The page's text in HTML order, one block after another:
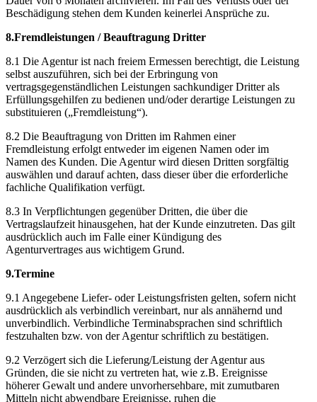
Beschädigung stehen dem Kunden keinerlei Ansprüche zu.
8.Fremdleistungen / Beauftragung Dritter
8.1 Die Agentur ist nach freiem Ermessen berechtigt, die Leistung
selbst auszuführen, sich bei der Erbringung von
vertragsgegenständlichen Leistungen sachkundiger Dritter als
Erfüllungsgehilfen zu bedienen und/oder derartige Leistungen zu
substituieren („Fremdleistung“).
8.2 Die Beauftragung von Dritten im Rahmen einer
Fremdleistung erfolgt entweder im eigenen Namen oder im
Namen des Kunden. Die Agentur wird diesen Dritten sorgfältig
auswählen und darauf achten, dass dieser über die erforderliche
fachliche Qualifikation verfügt.
8.3 In Verpflichtungen gegenüber Dritten, die über die
Vertragslaufzeit hinausgehen, hat der Kunde einzutreten. Das gilt
ausdrücklich auch im Falle einer Kündigung des
Agenturvertrages aus wichtigem Grund.
9.Termine
9.1 Angegebene Liefer- oder Leistungsfristen gelten, sofern nicht
ausdrücklich als verbindlich vereinbart, nur als annähernd und
unverbindlich. Verbindliche Terminabsprachen sind schriftlich
festzuhalten bzw. von der Agentur schriftlich zu bestätigen.
9.2 Verzögert sich die Lieferung/Leistung der Agentur aus
Gründen, die sie nicht zu vertreten hat, wie z.B. Ereignisse
höherer Gewalt und andere unvorhersehbare, mit zumutbaren
Mitteln nicht abwendbare Ereignisse, ruhen die